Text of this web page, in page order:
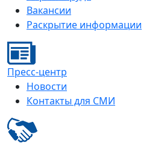
Вакансии
Раскрытие информации
Пресс-центр
Новости
Контакты для СМИ